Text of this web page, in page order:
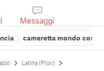
Messaggi
cameretta mondo
Latina (Prov)